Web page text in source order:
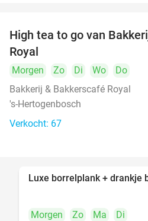
High tea to go van
Royal
Morgen Zo Di Wo
Do
Bakkerij & Bakkerscafé Royal
's-Hertogenbosch
Verkocht: 67
Luxe borrelplank + drankje
Morgen Zo Ma
Di